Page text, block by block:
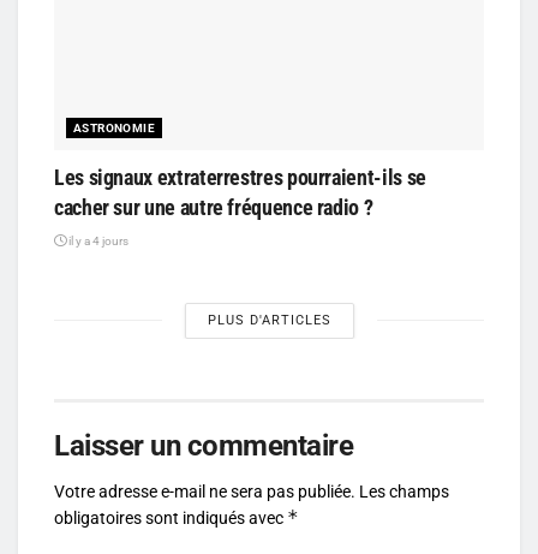
ASTRONOMIE
Les signaux extraterrestres pourraient-ils se
cacher sur une autre fréquence radio ?
il y a 4 jours
PLUS D'ARTICLES
Laisser un commentaire
Votre adresse e-mail ne sera pas publiée. Les champs
obligatoires sont indiqués avec *